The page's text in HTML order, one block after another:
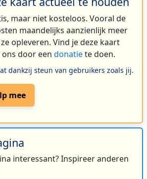
maar niet kosteloos. Vooral de
maandelijks aanzienlijk meer
opleveren. Vind je deze kaart
door een donatiete doen.
dankzij steun van gebruikers zoals jij.
mee
interessant? Inspireer anderen